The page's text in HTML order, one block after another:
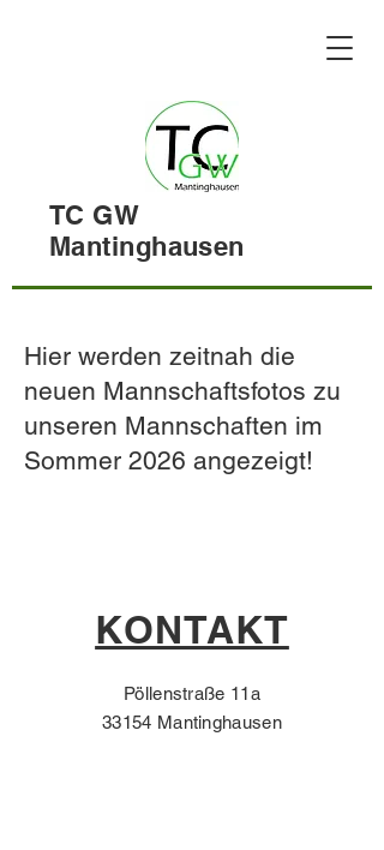
TC GW
Mantinghausen
Hier werden zeitnah die
neuen Mannschaftsfotos zu
unseren Mannschaften im
Sommer 2026 angezeigt!
KONTAKT
Pöllenstraße 11a
33154 Mantinghausen